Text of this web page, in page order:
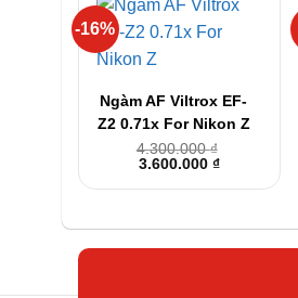
-16%
+
Ngàm AF Viltrox EF-
Z2 0.71x For Nikon Z
4.300.000₫
Giá
là:
3.600.000 ₫Giá
tại